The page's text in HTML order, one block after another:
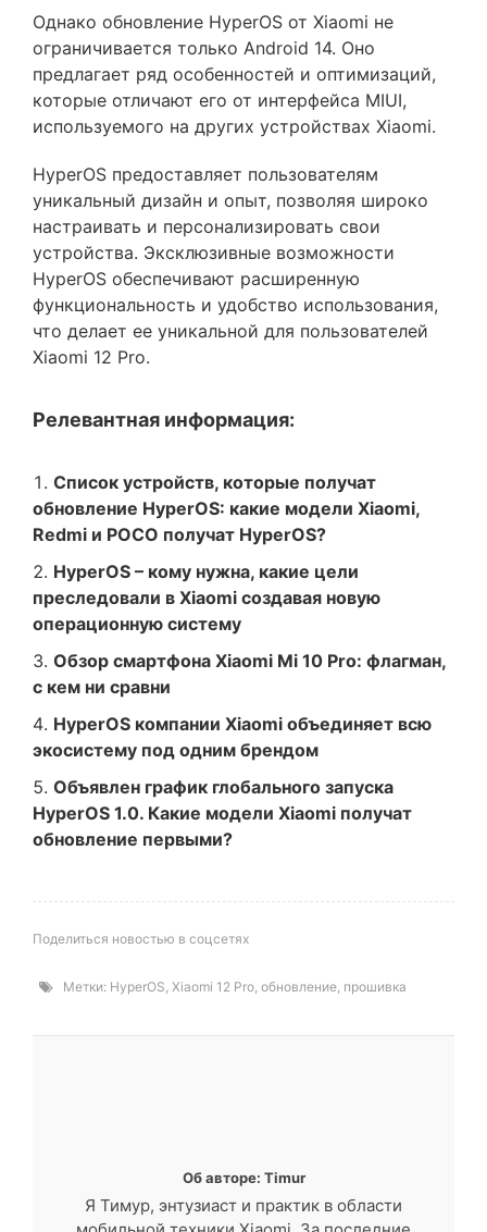
Однако обновление HyperOS от Xiaomi не
ограничивается только Android 14. Оно
предлагает ряд особенностей и оптимизаций,
которые отличают его от интерфейса MIUI,
используемого на других устройствах Xiaomi.
HyperOS предоставляет пользователям
уникальный дизайн и опыт, позволяя широко
настраивать и персонализировать свои
устройства. Эксклюзивные возможности
HyperOS обеспечивают расширенную
функциональность и удобство использования,
что делает ее уникальной для пользователей
Xiaomi 12 Pro.
Релевантная информация:
Список устройств, которые получат
обновление HyperOS: какие модели Xiaomi,
Redmi и POCO получат HyperOS?
HyperOS – кому нужна, какие цели
преследовали в Xiaomi создавая новую
операционную систему
Обзор смартфона Xiaomi Mi 10 Pro: флагман,
с кем ни сравни
HyperOS компании Xiaomi объединяет всю
экосистему под одним брендом
Объявлен график глобального запуска
HyperOS 1.0. Какие модели Xiaomi получат
обновление первыми?
Поделиться новостью в соцсетях
Метки: HyperOS, Xiaomi 12 Pro, обновление, прошивка
Об авторе: Timur
Я Тимур, энтузиаст и практик в области